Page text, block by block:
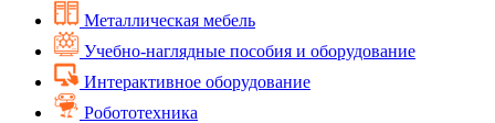
Металлическая мебель
Учебно-наглядные пособия и оборудование
Интерактивное оборудование
Робототехника